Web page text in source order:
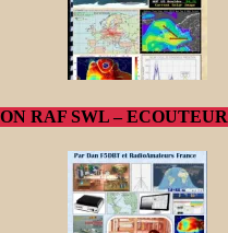
RAF SWL – ECOUTEUR